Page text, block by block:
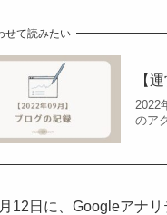
せて読みたい
【
2022
のア
12日に、Googleアナ